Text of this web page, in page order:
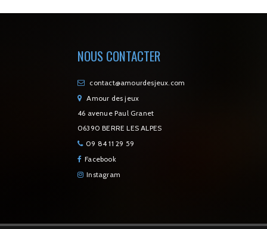
NOUS CONTACTER
contact@amourdesjeux.com
Amour des jeux
46 avenue Paul Granet
06390 BERRE LES ALPES
09 84 11 29 59
Facebook
Instagram